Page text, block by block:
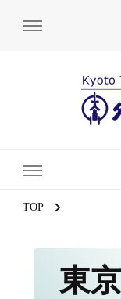
TOP
東